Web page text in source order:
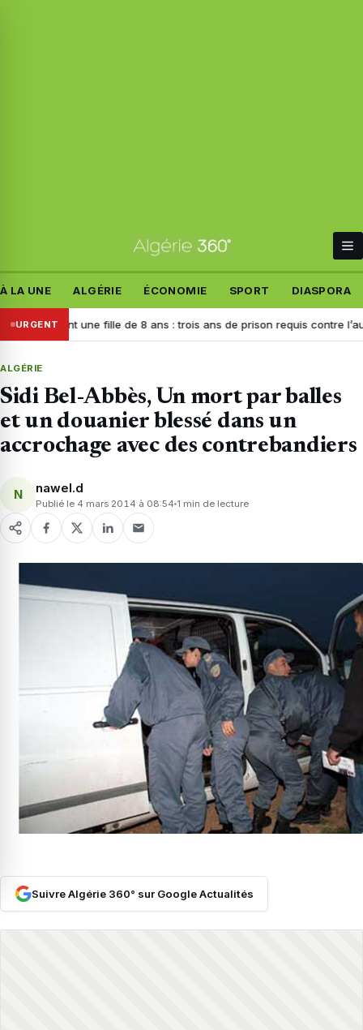
À LA UNE ALGÉRIE ÉCONOMIE SPORT DIASPORA
URGENT
ciblant une fille de 8 ans : trois ans de prison requis contre l’auteur
ALGÉRIE
Sidi Bel-Abbès, Un mort par balles
et un douanier blessé dans un
accrochage avec des contrebandiers
N nawel.d
Publié le 4 mars 2014 à 08:54 1 min de lecture
Suivre Algérie 360° sur Google Actualités